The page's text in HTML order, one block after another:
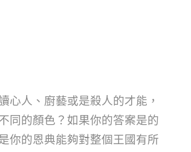
心人、廚藝或是殺人的才能，
同的顏色？如果你的答案是的
你的恩典能夠對整個王國有所